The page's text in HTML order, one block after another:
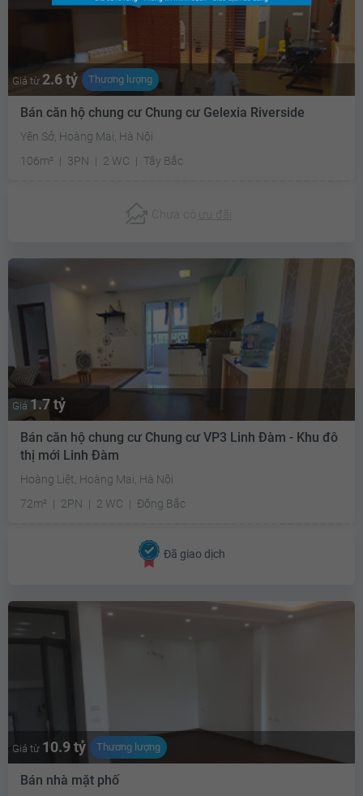
Giá từ 2.6 tỷ Thương lượng
Bán căn hộ chung cư Chung cư Gelexia Riverside
Yên Sở, Hoàng Mai, Hà Nội
106m²
3PN 2 WC Tây Bắc
Chưa có ưu đãi
Giá 1.7 tỷ
Bán căn hộ chung cư Chung cư VP3 Linh Đàm - Khu đô
thị mới Linh Đàm
Hoàng Liệt, Hoàng Mai, Hà Nội
72m²
2PN 2 WC Đông Bắc
Đã giao dịch
Giá từ 10.9 tỷ Thương lượng
Bán nhà mặt phố